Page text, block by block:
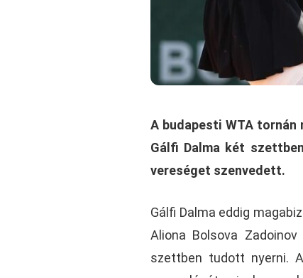
A budapesti WTA
Gálfi Dalma két
vereséget szenvedett.
Gálfi Dalma eddig
Aliona Bolsova
szettben tudott nyerni.